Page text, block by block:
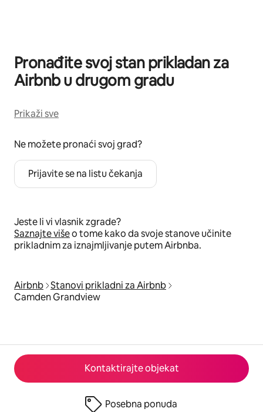
Kontaktirajte objekat
Posebna ponuda
Pronađite svoj stan prikladan za
Airbnb u drugom gradu
Prikaži sve
Ne možete pronaći svoj grad?
Prijavite se na listu čekanja
Jeste li vi vlasnik zgrade?
Saznajte višeo tome kako da svoje stanove učinite
prikladnim za iznajmljivanje putem Airbnba.
Airbnb Stanovi prikladni za Airbnb
Camden Grandview